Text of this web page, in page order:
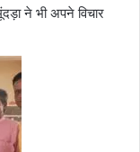
ने भी अपने विचार